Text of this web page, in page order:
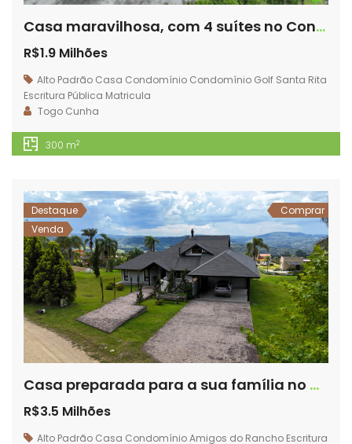
Casa maravilhosa, com 4 suítes no Condomínio Golf Santa Rita – Rancho Queimado – SC
R$1.9 Milhões
Alto Padrão Casa Condomínio Condomínio Golf Santa Rita
Escritura Pública Matricula
Togo Cunha
300 m2
Destaque
Venda
Comprar
Casa preparada para a sua família no Condomínio Amigos do Rancho – L15
R$3.5 Milhões
Alto Padrão Casa Condomínio Amigos do Rancho Escritura